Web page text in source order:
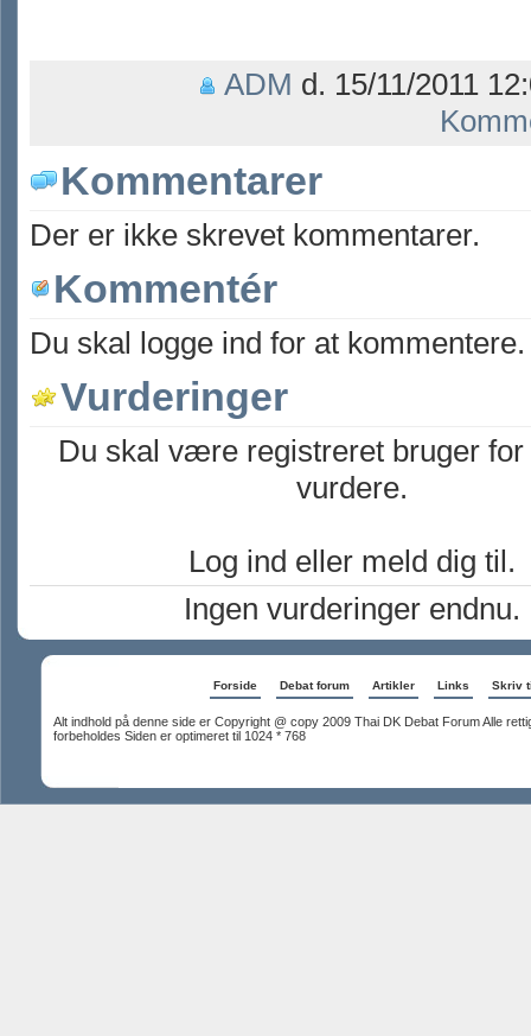
ADM d. 15/11/2011
Kommentarer
Der er ikke skrevet kommentarer.
Kommentér
Du skal logge ind for at kommentere.
Vurderinger
Du skal være registreret bruger for
vurdere.
Log ind eller meld dig til.
Ingen vurderinger endnu.
Forside Debat forum Artikler Links Skriv
Alt indhold på denne side er Copyright @ copy 2009 Thai DK Debat Forum Alle
forbeholdes Siden er optimeret til 1024 * 768